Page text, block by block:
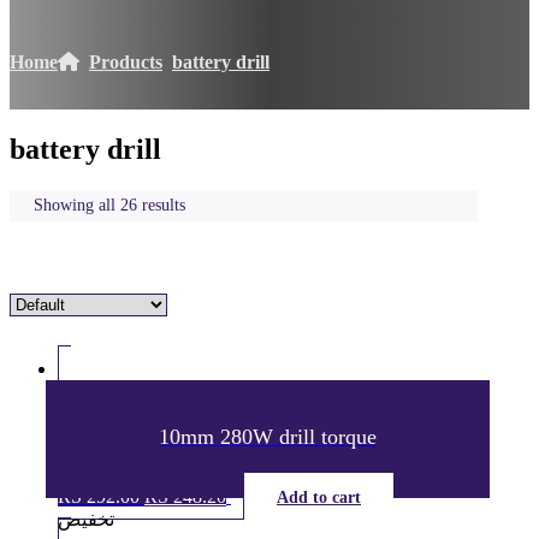
Home Products battery drill
battery drill
Showing all 26 results
10mm 280W drill torque
RS 292.00 السعر
الأصلي
RS 248.20السعر
الحالي
Add to cart
تخفيض